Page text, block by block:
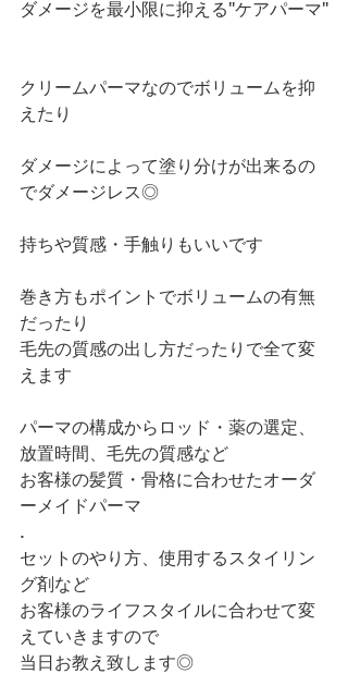
ダメージを最小限に抑える"ケアパーマ"
クリームパーマなのでボリュームを抑
えたり
ダメージによって塗り分けが出来るの
でダメージレス◎
持ちや質感・手触りもいいです
巻き方もポイントでボリュームの有無
だったり
毛先の質感の出し方だったりで全て変
えます
パーマの構成からロッド・薬の選定、
放置時間、毛先の質感など
お客様の髪質・骨格に合わせたオーダ
ーメイドパーマ
.
セットのやり方、使用するスタイリン
グ剤など
お客様のライフスタイルに合わせて変
えていきますので
当日お教え致します◎